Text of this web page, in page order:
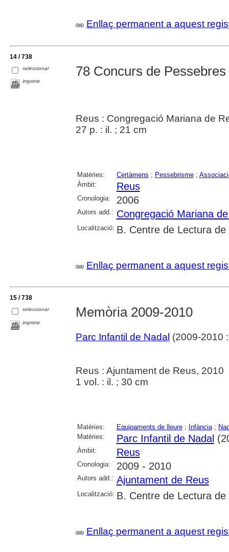
Enllaç permanent a aquest
14 / 738
seleccionar
imprimir
78 Concurs de
Reus : Congregació Mariana de
27 p. : il. ; 21 cm
Matèries: Certàmens ; Pessebrisme;
Àmbit:
Reus
Cronologia: 2006
Autors add.: Congregació Mariana
Localització: B. Centre de Lectura de
Enllaç permanent a aquest
15 / 738
seleccionar
imprimir
Memòria 2009-2010
Parc Infantil de Nadal (2009-2010
Reus : Ajuntament de Reus, 2010
1 vol. : il. ; 30 cm
Matèries: Equipaments de lleure; Infància;
Matèries:
Parc Infantil de Nadal
Àmbit: Reus
Cronologia: 2009 - 2010
Autors add.: Ajuntament de Reus
Localització: B. Centre de Lectura de
Enllaç permanent a aquest